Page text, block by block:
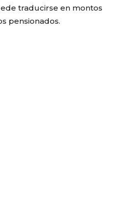
traducirse en montos
pensionados.